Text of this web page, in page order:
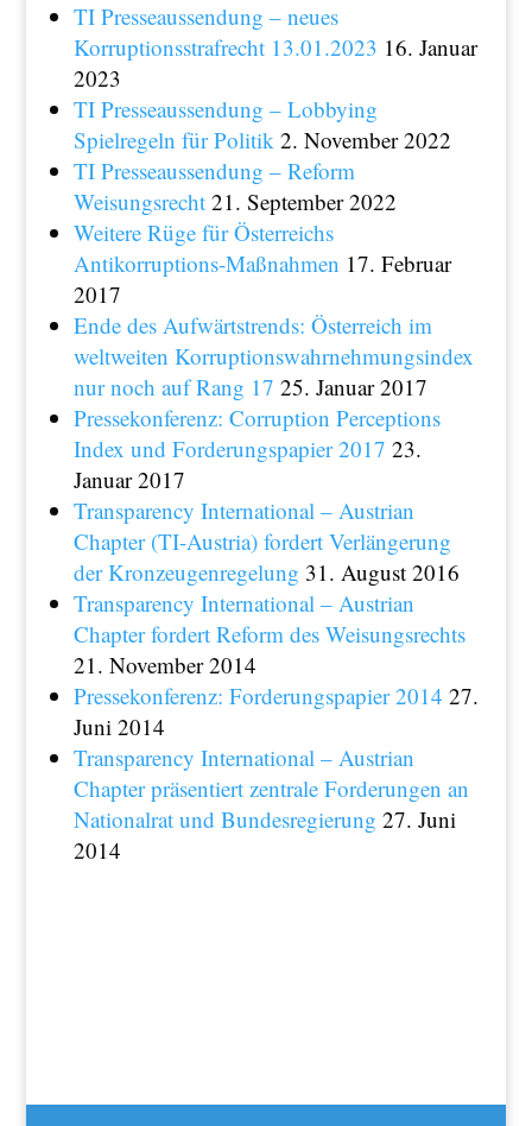
TI Presseaussendung – neues
Korruptionsstrafrecht 13.01.2023 16. Januar
2023
TI Presseaussendung – Lobbying
Spielregeln für Politik2. November 2022
TI Presseaussendung – Reform
Weisungsrecht21. September 2022
Weitere Rüge für Österreichs
Antikorruptions-Maßnahmen 17. Februar
2017
Ende des Aufwärtstrends: Österreich im
weltweiten Korruptionswahrnehmungsindex
nur noch auf Rang 17 25. Januar 2017
Pressekonferenz: Corruption Perceptions
Index und Forderungspapier 2017 23.
Januar 2017
Transparency International – Austrian
Chapter (TI-Austria) fordert Verlängerung
der Kronzeugenregelung 31. August 2016
Transparency International – Austrian
Chapter fordert Reform des Weisungsrechts
21. November 2014
Pressekonferenz: Forderungspapier 2014 27.
Juni 2014
Transparency International – Austrian
Chapter präsentiert zentrale Forderungen an
Nationalrat und Bundesregierung 27. Juni
2014